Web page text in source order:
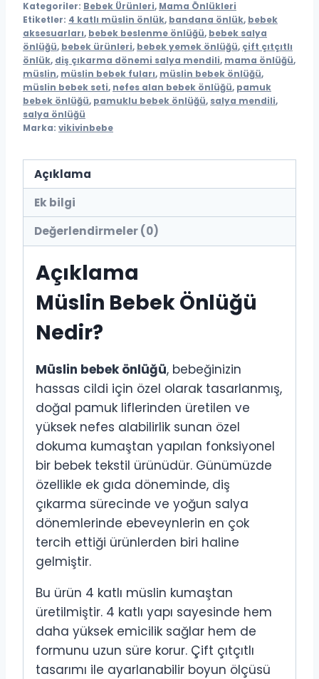
Nefes
Alan
Mama
ve
Salya
Önlüğü
adet
Kategoriler: Bebek Ürünleri, Mama Önlükleri
Etiketler: 4 katlı müslin önlük, bandana önlük, bebek
aksesuarları, bebek beslenme önlüğü, bebek salya
önlüğü, bebek ürünleri, bebek yemek önlüğü, çift çıtçıtlı
önlük, diş çıkarma dönemi salya mendili, mama önlüğü,
müslin, müslin bebek fuları, müslin bebek önlüğü,
müslin bebek seti, nefes alan bebek önlüğü, pamuk
bebek önlüğü, pamuklu bebek önlüğü, salya mendili,
salya önlüğü
Marka: vikivinbebe
Açıklama
Ek bilgi
Değerlendirmeler (0)
Açıklama
Müslin Bebek Önlüğü
Nedir?
Müslin bebek önlüğü, bebeğinizin
hassas cildi için özel olarak tasarlanmış,
doğal pamuk liflerinden üretilen ve
yüksek nefes alabilirlik sunan özel
dokuma kumaştan yapılan fonksiyonel
bir bebek tekstil ürünüdür. Günümüzde
özellikle ek gıda döneminde, diş
çıkarma sürecinde ve yoğun salya
dönemlerinde ebeveynlerin en çok
tercih ettiği ürünlerden biri haline
gelmiştir.
Bu ürün 4 katlı müslin kumaştan
üretilmiştir. 4 katlı yapı sayesinde hem
daha yüksek emicilik sağlar hem de
formunu uzun süre korur. Çift çıtçıtlı
tasarımı ile ayarlanabilir boyun ölçüsü